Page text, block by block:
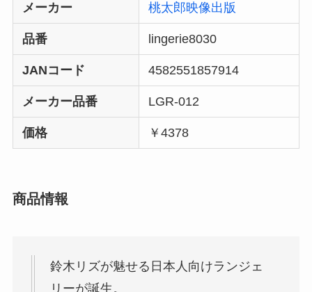
メーカー 桃太郎映像出版
品番 lingerie8030
JANコード 4582551857914
メーカー品番 LGR-012
価格 ￥4378
商品情報
鈴木リズが魅せる日本人向けランジェ
リーが誕生。